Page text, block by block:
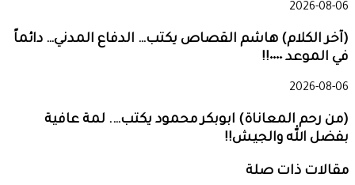
2026-08-06
(آخر الكلام) هاشم القصاص يكتب… الدفاع المدني… دائماً
في الموعد ٠٠٠٠!!
2026-08-06
(من رحم المعاناة) ابوبكر محمود يكتب…. لمة عافية
بفضل الله والجيش!!
مقالات ذات صلة